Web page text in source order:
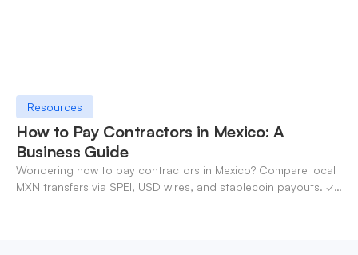
Resources
How to Pay Contractors in Mexico: A
Business Guide
Wondering how to pay contractors in Mexico? Compare local
MXN transfers via SPEI, USD wires, and stablecoin payouts. ✓